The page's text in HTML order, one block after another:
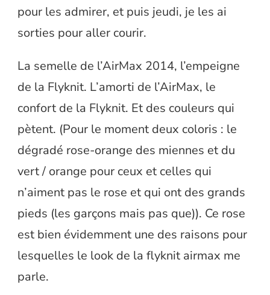
pour les admirer, et puis jeudi, je les ai
sorties pour aller courir.
La semelle de l’AirMax 2014, l’empeigne
de la Flyknit. L’amorti de l’AirMax, le
confort de la Flyknit. Et des couleurs qui
pètent. (Pour le moment deux coloris : le
dégradé rose-orange des miennes et du
vert / orange pour ceux et celles qui
n’aiment pas le rose et qui ont des grands
pieds (les garçons mais pas que)). Ce rose
est bien évidemment une des raisons pour
lesquelles le look de la flyknit airmax me
parle.